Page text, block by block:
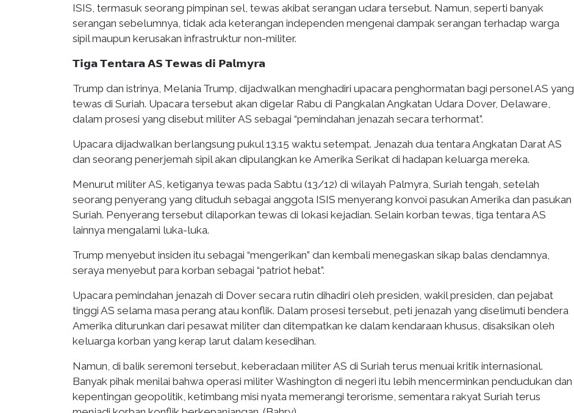
ISIS, termasuk seorang pimpinan sel, tewas akibat serangan udara tersebut. Namun, seperti banyak
serangan sebelumnya, tidak ada keterangan independen mengenai dampak serangan terhadap warga
sipil maupun kerusakan infrastruktur non-militer.
𝗧𝗶𝗴𝗮 𝗧𝗲𝗻𝘁𝗮𝗿𝗮 𝗔𝗦 𝗧𝗲𝘄𝗮𝘀 𝗱𝗶 𝗣𝗮𝗹𝗺𝘆𝗿𝗮
Trump dan istrinya, Melania Trump, dijadwalkan menghadiri upacara penghormatan bagi personel AS yang
tewas di Suriah. Upacara tersebut akan digelar Rabu di Pangkalan Angkatan Udara Dover, Delaware,
dalam prosesi yang disebut militer AS sebagai “pemindahan jenazah secara terhormat”.
Upacara dijadwalkan berlangsung pukul 13.15 waktu setempat. Jenazah dua tentara Angkatan Darat AS
dan seorang penerjemah sipil akan dipulangkan ke Amerika Serikat di hadapan keluarga mereka.
Menurut militer AS, ketiganya tewas pada Sabtu (13/12) di wilayah Palmyra, Suriah tengah, setelah
seorang penyerang yang dituduh sebagai anggota ISIS menyerang konvoi pasukan Amerika dan pasukan
Suriah. Penyerang tersebut dilaporkan tewas di lokasi kejadian. Selain korban tewas, tiga tentara AS
lainnya mengalami luka-luka.
Trump menyebut insiden itu sebagai “mengerikan” dan kembali menegaskan sikap balas dendamnya,
seraya menyebut para korban sebagai “patriot hebat”.
Upacara pemindahan jenazah di Dover secara rutin dihadiri oleh presiden, wakil presiden, dan pejabat
tinggi AS selama masa perang atau konflik. Dalam prosesi tersebut, peti jenazah yang diselimuti bendera
Amerika diturunkan dari pesawat militer dan ditempatkan ke dalam kendaraan khusus, disaksikan oleh
keluarga korban yang kerap larut dalam kesedihan.
Namun, di balik seremoni tersebut, keberadaan militer AS di Suriah terus menuai kritik internasional.
Banyak pihak menilai bahwa operasi militer Washington di negeri itu lebih mencerminkan pendudukan dan
kepentingan geopolitik, ketimbang misi nyata memerangi terorisme, sementara rakyat Suriah terus